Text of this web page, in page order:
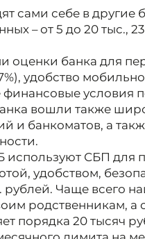
сами себе в другие
– от 5 до 20 тыс.,
оценки банка для
удобство
условия
вошли также
и банкоматов, а
используют СБП для
удобством,
рублей. Чаще всего
родственникам, а
порядка 20 тысяч